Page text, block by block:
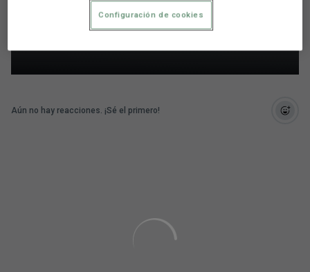
Calero tras el encuentro
Levante UD-RC Celta
Aún no hay reacciones. ¡Sé el primero!
Configuración de cookies